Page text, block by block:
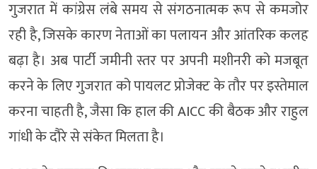
गुजरात में कांग्रेस लंबे समय से संगठनात्मक रूप से कमजोर
रही है, जिसके कारण नेताओं का पलायन और आंतरिक कलह
बढ़ा है। अब पार्टी जमीनी स्तर पर अपनी मशीनरी को मजबूत
करने के लिए गुजरात को पायलट प्रोजेक्ट के तौर पर इस्तेमाल
करना चाहती है, जैसा कि हाल की AICC की बैठक और राहुल
गांधी के दौरे से संकेत मिलता है।